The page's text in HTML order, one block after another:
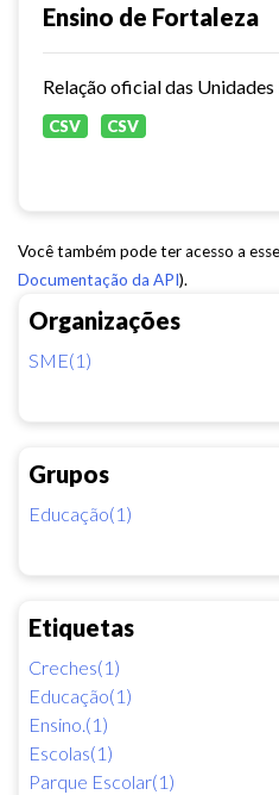
Organizações
SME(1)
Grupos
Educação(1)
Etiquetas
Creches(1)
Educação(1)
Ensino.(1)
Escolas(1)
Parque Escolar(1)
Ensino de Fortaleza
CSV CSV
Você também pode ter acesso a
Documentação da API).